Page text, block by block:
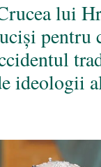
lui
pentru
ideologii